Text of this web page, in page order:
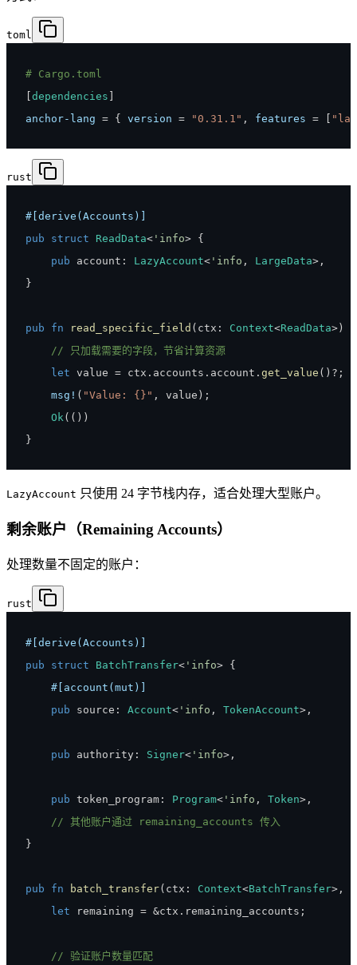
toml
# Cargo.toml
dependencies
anchor-lang = { version = "0.31.1" , features =
rust
#[derive(Accounts)]
pub
struct ReadData< 'info> {
pub account : LazyAccount< 'info , LargeData> ,
}
pub fn read_specific_field ( ctx : Context<ReadData> )
// 只加载需要的字段，节省计算资源
let value = ctx . accounts . account . get_value ( ) ? ;
msg! ( "Value: {}" , value ) ;
Ok( ( ) )
}
LazyAccount 只使用 24 字节栈内存，适合处理大型账户。
剩余账户（Remaining Accounts）
处理数量不固定的账户：
rust
#[derive(Accounts)]
pub
struct BatchTransfer< 'info> {
#[account(mut)]
pub source : Account< 'info , TokenAccount> ,
pub authority : Signer< 'info> ,
pub token_program : Program< 'info , Token> ,
// 其他账户通过 remaining_accounts 传入
}
pub fn batch_transfer( ctx : Context<BatchTransfer> ,
let remaining = &ctx . remaining_accounts ;
// 验证账户数量匹配